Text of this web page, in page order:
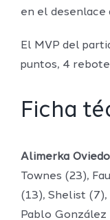
en el desenlace
El MVP del
puntos, 4
Ficha
Alimerka
Townes (23),
(13), Shelist
Pablo González